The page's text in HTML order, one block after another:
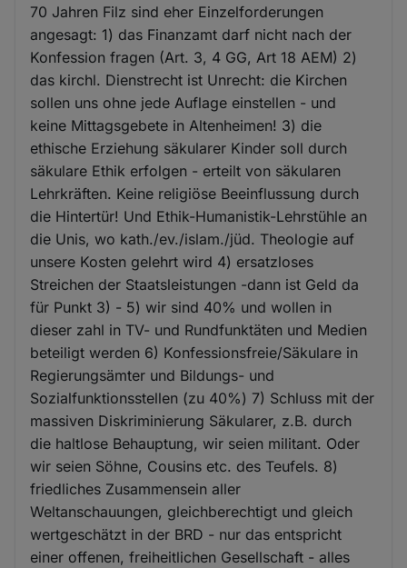
70 Jahren Filz sind eher Einzelforderungen
angesagt: 1) das Finanzamt darf nicht nach der
Konfession fragen (Art. 3, 4 GG, Art 18 AEM) 2)
das kirchl. Dienstrecht ist Unrecht: die Kirchen
sollen uns ohne jede Auflage einstellen - und
keine Mittagsgebete in Altenheimen! 3) die
ethische Erziehung säkularer Kinder soll durch
säkulare Ethik erfolgen - erteilt von säkularen
Lehrkräften. Keine religiöse Beeinflussung durch
die Hintertür! Und Ethik-Humanistik-Lehrstühle an
die Unis, wo kath./ev./islam./jüd. Theologie auf
unsere Kosten gelehrt wird 4) ersatzloses
Streichen der Staatsleistungen -dann ist Geld da
für Punkt 3) - 5) wir sind 40% und wollen in
dieser zahl in TV- und Rundfunktäten und Medien
beteiligt werden 6) Konfessionsfreie/Säkulare in
Regierungsämter und Bildungs- und
Sozialfunktionsstellen (zu 40%) 7) Schluss mit der
massiven Diskriminierung Säkularer, z.B. durch
die haltlose Behauptung, wir seien militant. Oder
wir seien Söhne, Cousins etc. des Teufels. 8)
friedliches Zusammensein aller
Weltanschauungen, gleichberechtigt und gleich
wertgeschätzt in der BRD - nur das entspricht
einer offenen, freiheitlichen Gesellschaft - alles